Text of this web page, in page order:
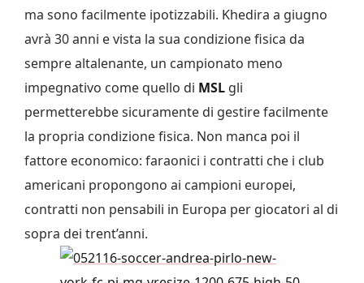
ma sono facilmente ipotizzabili. Khedira a giugno
avrà 30 anni e vista la sua condizione fisica da
sempre altalenante, un campionato meno
impegnativo come quello di MSL gli
permetterebbe sicuramente di gestire facilmente
la propria condizione fisica. Non manca poi il
fattore economico: faraonici i contratti che i club
americani propongono ai campioni europei,
contratti non pensabili in Europa per giocatori al di
sopra dei trent’anni.